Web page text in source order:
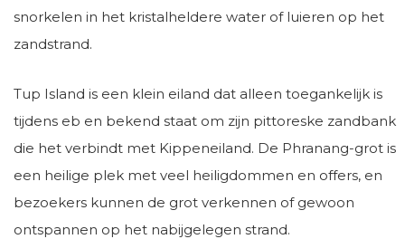
snorkelen in het kristalheldere water of luieren op het
zandstrand.
Tup Island is een klein eiland dat alleen toegankelijk is
tijdens eb en bekend staat om zijn pittoreske zandbank
die het verbindt met Kippeneiland. De Phranang-grot is
een heilige plek met veel heiligdommen en offers, en
bezoekers kunnen de grot verkennen of gewoon
ontspannen op het nabijgelegen strand.